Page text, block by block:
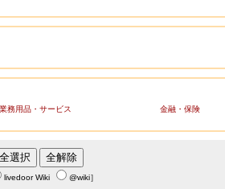
業務用品・サービス 金融・保険
livedoor Wiki @wiki］